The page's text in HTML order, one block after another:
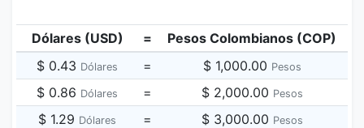
Dólares (USD) =
Pesos Colombianos (COP)
$ 0.43 Dólares = $ 1,000.00 Pesos
$ 0.86 Dólares = $ 2,000.00 Pesos
$ 1.29 Dólares = $ 3,000.00 Pesos